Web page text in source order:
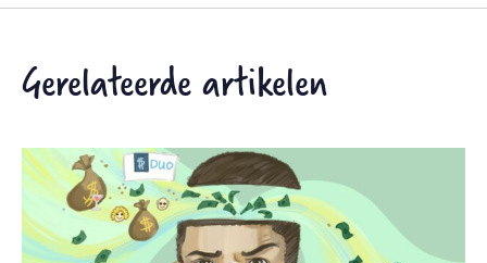
Gerelateerde artikelen